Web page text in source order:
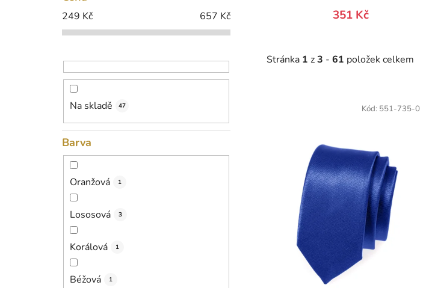
249 Kč 657 Kč
Na skladě 47
Barva
Oranžová 1
Lososová 3
Korálová 1
Béžová 1
351 Kč
Stránka 1 z3 - 61 položek celkem
Kód: 551-735-0